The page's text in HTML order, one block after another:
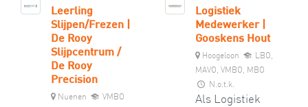
Leerling
Slijpen/Frezen |
De Rooy
Slijpcentrum /
De Rooy
Precision
Nuenen
VMBO
Logistiek
Medewerker |
Gooskens Hout
Hoogeloon
LBO,
MAVO, VMBO, MBO
N.o.t.k.
Als Logistiek